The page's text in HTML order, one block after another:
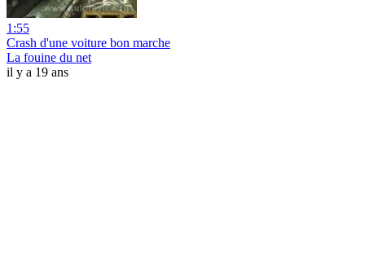
1:55
Crash d'une voiture bon marche
La fouine du net
il y a 19 ans